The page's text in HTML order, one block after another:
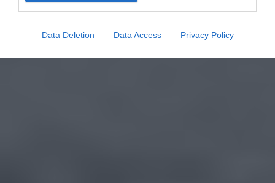
Data Deletion Data Access Privacy Policy